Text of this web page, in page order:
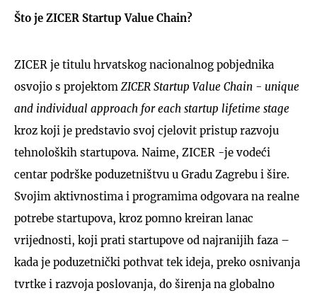
Što je ZICER Startup Value Chain?
ZICER je titulu hrvatskog nacionalnog pobjednika
osvojio s projektom ZICER Startup Value Chain - unique
and individual approach for each startup lifetime stage
kroz koji je predstavio svoj cjelovit pristup razvoju
tehnoloških startupova. Naime, ZICER -je vodeći
centar podrške poduzetništvu u Gradu Zagrebu i šire.
Svojim aktivnostima i programima odgovara na realne
potrebe startupova, kroz pomno kreiran lanac
vrijednosti, koji prati startupove od najranijih faza –
kada je poduzetnički pothvat tek ideja, preko osnivanja
tvrtke i razvoja poslovanja, do širenja na globalno